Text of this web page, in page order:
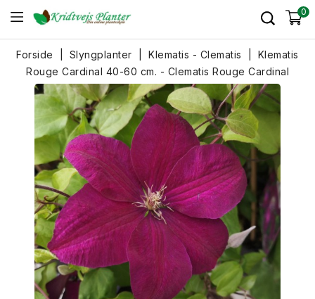
0
Forside Slyngplanter Klematis - Clematis
Klematis
Rouge Cardinal 40-60 cm. - Clematis Rouge Cardinal